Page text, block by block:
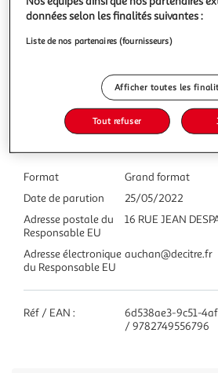
Caractéristiques
Format
Grand format
Date de parution
25/05/2022
Adresse postale du
Responsable EU
16 RUE JEAN
Adresse électronique
du Responsable EU
auchan@decitre.fr
Réf / EAN :
6d538ae3-9c51-
/ 9782749556796
données selon les finalités suivantes :
Liste de nos partenaires (fournisseurs)
Afficher toutes les
Tout refuser